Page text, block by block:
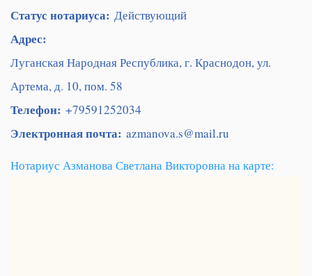
Статус нотариуса: Действующий
Адрес:
Луганская Народная Республика, г. Краснодон, ул.
Артема, д. 10, пом. 58
Телефон: +79591252034
Электронная почта: azmanova.s@mail.ru
Нотариус Азманова Светлана Викторовна на карте: